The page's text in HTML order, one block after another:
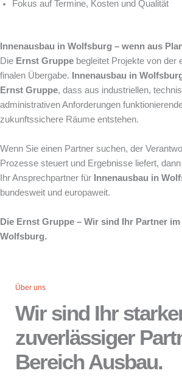
Fokus auf Termine, Kosten und Qualität
Innenausbau in Wolfsburg – wenn aus
Die Ernst Gruppe begleitet Projekte von der
finalen Übergabe.
Innenausbau in
Ernst Gruppe, dass aus industriellen,
administrativen Anforderungen
zukunftssichere Räume entstehen.
Wenn Sie einen Partner suchen, der
Prozesse steuert und Ergebnisse liefert,
Ihr Ansprechpartner für Innenausbau in
bundesweit und europaweit.
Die Ernst Gruppe – Wir sind Ihr Partner
Wolfsburg.
Über uns
Wir sind Ihr
zuverlässiger
Bereich Ausbau.